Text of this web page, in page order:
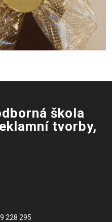
škola
tvorby,
228 295